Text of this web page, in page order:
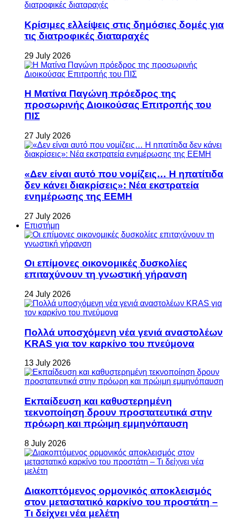
Κρίσιμες ελλείψεις στις δημόσιες δομές για
τις διατροφικές διαταραχές
29 July 2026
Η Ματίνα Παγώνη πρόεδρος της
προσωρινής Διοικούσας Επιτροπής του
ΠΙΣ
27 July 2026
«Δεν είναι αυτό που νομίζεις… Η ηπατίτιδα
δεν κάνει διακρίσεις»: Νέα εκστρατεία
ενημέρωσης της ΕΕΜΗ
27 July 2026
Επιστήμη
Οι επίμονες οικονομικές δυσκολίες
επιταχύνουν τη γνωστική γήρανση
24 July 2026
Πολλά υποσχόμενη νέα γενιά αναστολέων
KRAS για τον καρκίνο του πνεύμονα
13 July 2026
Εκπαίδευση και καθυστερημένη
τεκνοποίηση δρουν προστατευτικά στην
πρόωρη και πρώιμη εμμηνόπαυση
8 July 2026
Διακοπτόμενος ορμονικός αποκλεισμός
στον μεταστατικό καρκίνο του προστάτη –
Τι δείχνει νέα μελέτη